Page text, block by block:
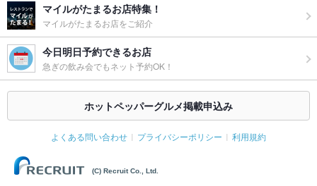
マイルがたまるお店特集！
マイルがたまるお店をご紹介
今日明日予約できるお店
急ぎの飲み会でもネット予約OK！
ホットペッパーグルメ掲載申込み
よくある問い合わせ プライバシーポリシー 利用規約
(C) Recruit Co., Ltd.